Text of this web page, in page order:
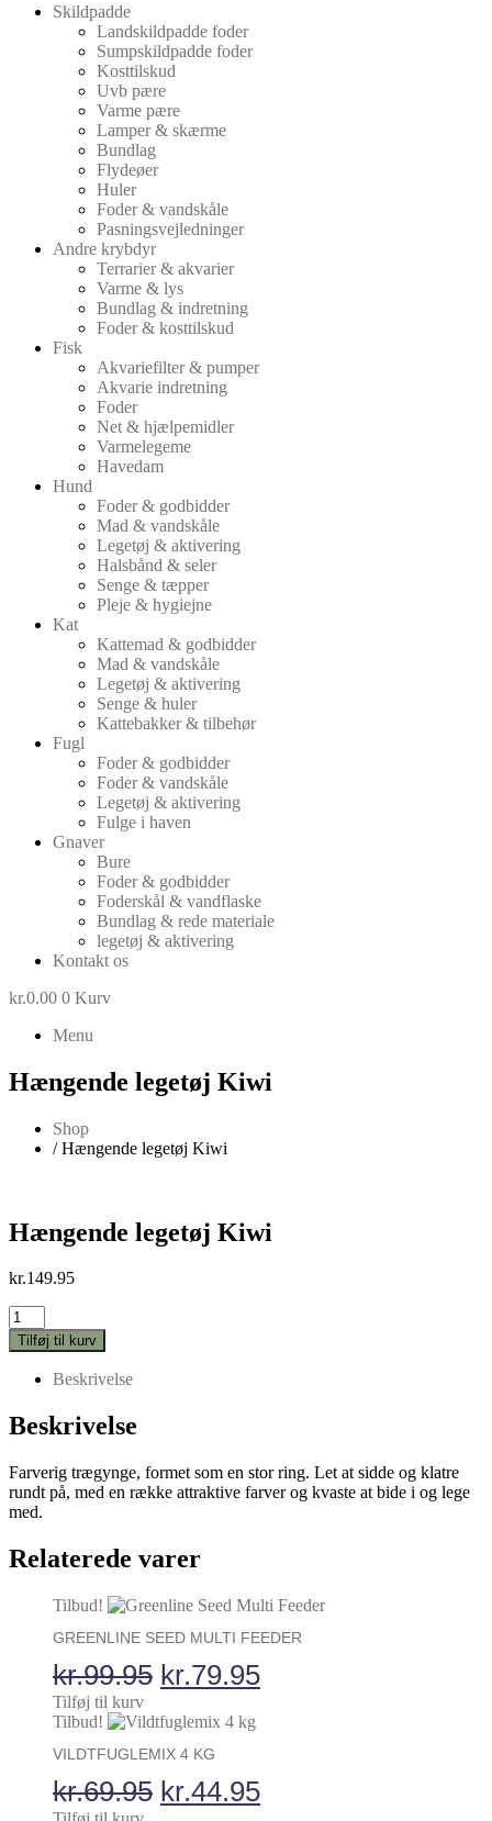
Skildpadde
Landskildpadde foder
Sumpskildpadde foder
Kosttilskud
Uvb pære
Varme pære
Lamper & skærme
Bundlag
Flydeøer
Huler
Foder & vandskåle
Pasningsvejledninger
Andre krybdyr
Terrarier & akvarier
Varme & lys
Bundlag & indretning
Foder & kosttilskud
Fisk
Akvariefilter & pumper
Akvarie indretning
Foder
Net & hjælpemidler
Varmelegeme
Havedam
Hund
Foder & godbidder
Mad & vandskåle
Legetøj & aktivering
Halsbånd & seler
Senge & tæpper
Pleje & hygiejne
Kat
Kattemad & godbidder
Mad & vandskåle
Legetøj & aktivering
Senge & huler
Kattebakker & tilbehør
Fugl
Foder & godbidder
Foder & vandskåle
Legetøj & aktivering
Fulge i haven
Gnaver
Bure
Foder & godbidder
Foderskål & vandflaske
Bundlag & rede materiale
legetøj & aktivering
Kontakt os
kr.0.00 0 Kurv
Menu
Hængende legetøj Kiwi
Shop
/ Hængende legetøj Kiwi
Hængende legetøj Kiwi
kr.149.95
Hængende
legetøj
Kiwi
antal
Tilføj til kurv
Beskrivelse
Beskrivelse
Farverig trægynge, formet som en stor ring. Let at sidde og klatre
rundt på, med en række attraktive farver og kvaste at bide i og lege
med.
Relaterede varer
Tilbud!
GREENLINE SEED MULTI FEEDER
kr.99.95 Den
oprindelige
pris
var:
kr.99.95.
kr.79.95Den
kr.79.95.
Tilføj til kurv
Tilbud!
VILDTFUGLEMIX 4 KG
kr.69.95 Den
kr.44.95Den